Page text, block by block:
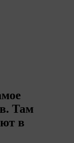
Там
в